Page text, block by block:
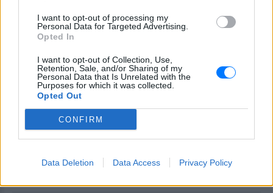
I want to opt-out of processing my
Personal Data for Targeted Advertising.
Opted In
I want to opt-out of Collection, Use,
Retention, Sale, and/or Sharing of my
Personal Data that Is Unrelated with the
Purposes for which it was collected.
Opted Out
CONFIRM
Data Deletion Data Access Privacy Policy